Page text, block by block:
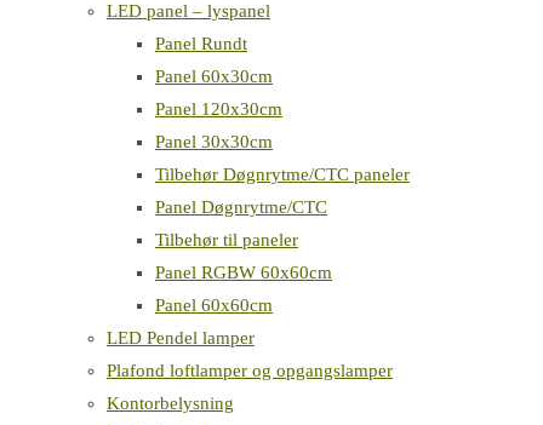
LED panel – lyspanel
Panel Rundt
Panel 60x30cm
Panel 120x30cm
Panel 30x30cm
Tilbehør Døgnrytme/CTC paneler
Panel Døgnrytme/CTC
Tilbehør til paneler
Panel RGBW 60x60cm
Panel 60x60cm
LED Pendel lamper
Plafond loftlamper og opgangslamper
Kontorbelysning